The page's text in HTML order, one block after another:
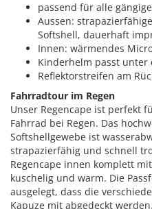
passend für alle
Aussen:
Softshell, dauerhaft
Innen: wärmendes
Kinderhelm passt unter
​Reflektorstreifen am
Fahrradtour im Regen
Unser Regencape ist perfekt
Fahrrad bei Regen. Das
Softshellgewebe ist
strapazierfähig und schnell
Regencape innen komplett
kuschelig und warm. Die
ausgelegt, dass die
Kapuze mit abgedeckt